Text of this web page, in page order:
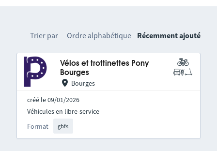
Trier par Ordre alphabétique Récemment ajouté
Vélos et trottinettes Pony
Bourges
Bourges
créé le 09/01/2026
Format gbfs
Véhicules en libre-service